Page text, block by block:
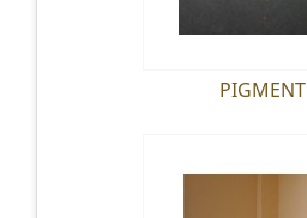
PIGMENT